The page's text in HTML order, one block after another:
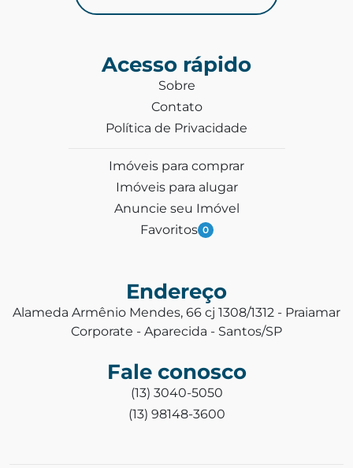
Acesso rápido
Sobre
Contato
Política de Privacidade
Imóveis para comprar
Imóveis para alugar
Anuncie seu Imóvel
Favoritos 0
Endereço
Alameda Armênio Mendes, 66 cj 1308/1312 - Praiamar
Corporate - Aparecida - Santos/SP
Fale conosco
(13) 3040-5050
(13) 98148-3600